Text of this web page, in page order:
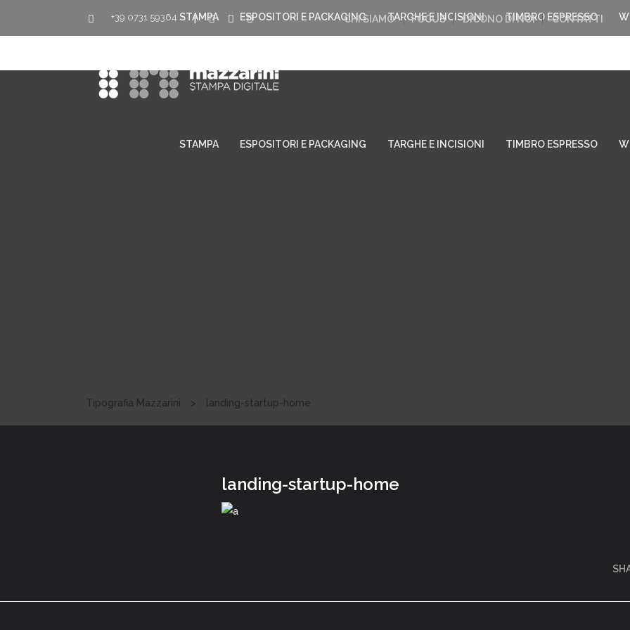
+39 0731 59364 | CHI SIAMO FOCUS DICONO DI NOI CONTATTI
STAMPA ESPOSITORI E PACKAGING TARGHE E INCISIONI TIMBRO ESPRESSO
STAMPA ESPOSITORI E PACKAGING TARGHE E INCISIONI TIMBRO ESPRESSO
Tipografia Mazzarini > landing-startup-home
landing-startup-home